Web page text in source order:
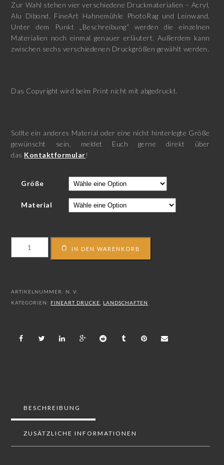
Zur Wahl stehen vier verschiedene Druckmaterialien – Acryl,
Alu Dibond, FineArt Hahnemühle PhotoRag und Leinwand.
Unter dem Punkt „Beschreibung“ werden die einzelnen
Materialien noch einmal genauer erläutert. Außerdem kann
zwischen sechs verschiedenen Druckgrößen gewählt werden.
Das Copyright wird beim Print nicht mit abgedruckt.
Sollte ein anderes Material oder eine nicht hinterlegte Größe
gewünscht sein, meldet Euch gerne direkt über
das Kontaktformular!
Größe
Material
Menge
IN DEN WARENKORB
ARTIKELNUMMER: N. V.
KATEGORIEN: FINEART DRUCKE LANDSCHAFTEN
BESCHREIBUNG
ZUSÄTZLICHE INFORMATIONEN